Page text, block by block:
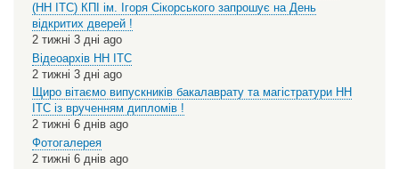
(НН ІТС) КПІ ім. Ігоря Сікорського запрошує на День
відкритих дверей !
2 тижні 3 дні ago
Відеоархів НН ІТС
2 тижні 3 дні ago
Щиро вітаємо випускників бакалаврату та магістратури НН
ІТС із врученням дипломів !
2 тижні 6 днів ago
Фотогалерея
2 тижні 6 днів ago